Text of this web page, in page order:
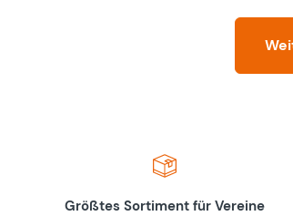
Größtes Sortiment für Vereine